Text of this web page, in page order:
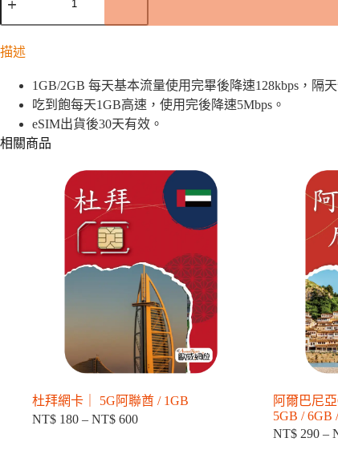
加
坡
｜
到
描述
1GB/2GB 每天基本流量使用完畢後降速128kbps，隔
吃到飽每天1GB高速，使用完後降速5Mbps。
eSIM出貨後30天有效。
相關商品
杜拜網卡｜ 5G阿聯酋 / 1GB
NT$ 180 – NT$ 600價
阿爾巴尼
5GB / 6GB
NT$290 –